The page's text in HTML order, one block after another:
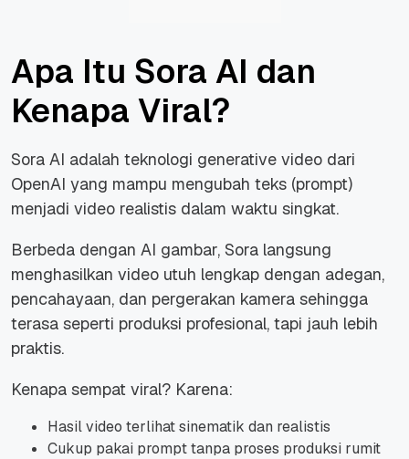
Apa Itu Sora AI dan
Kenapa Viral?
Sora AI adalah teknologi generative video dari
OpenAI yang mampu mengubah teks (prompt)
menjadi video realistis dalam waktu singkat.
Berbeda dengan AI gambar, Sora langsung
menghasilkan video utuh lengkap dengan adegan,
pencahayaan, dan pergerakan kamera sehingga
terasa seperti produksi profesional, tapi jauh lebih
praktis.
Kenapa sempat viral? Karena:
Hasil video terlihat sinematik dan realistis
Cukup pakai prompt tanpa proses produksi rumit